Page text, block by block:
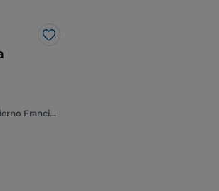
Me gusta
Lombardía, Paderno Franciacorta